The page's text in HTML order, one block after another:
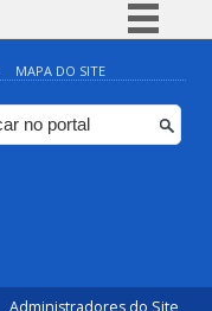
Simplifique!
Comunica BR
Participe
MAPA DO SITE
Administradores do Site